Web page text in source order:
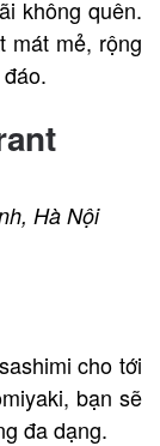
không quên.
mát mẻ, rộng
Hà Nội
cho tới
bạn sẽ
đa dạng.